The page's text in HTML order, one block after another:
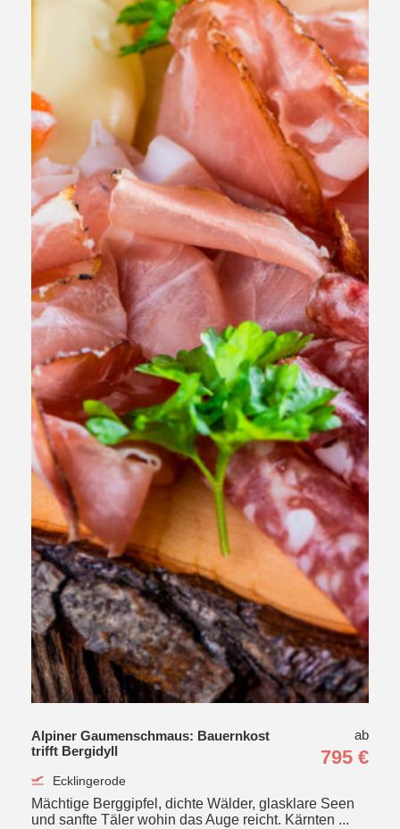
Alpiner Gaumenschmaus: Bauernkost
trifft Bergidyll
ab
795 €
Ecklingerode
Mächtige Berggipfel, dichte Wälder, glasklare Seen
und sanfte Täler wohin das Auge reicht. Kärnten ...